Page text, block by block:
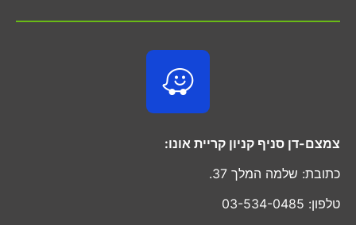
צמצם-דן סניף קניון קריית אונו:
כתובת: שלמה המלך 37.
טלפון: 03-534-0485